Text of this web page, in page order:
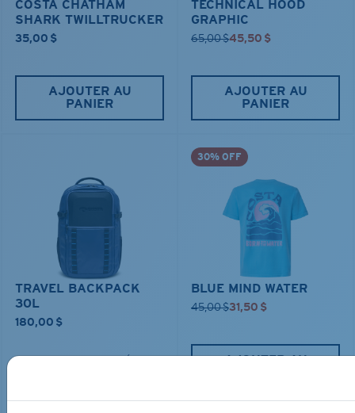
COSTA CHATHAM
SHARK TWILLTRUCKER
35,00 $
AJOUTER AU
PANIER
TECHNICAL HOOD
GRAPHIC
65,00 $45,50 $
AJOUTER AU
PANIER
TRAVEL BACKPACK
30L
180,00 $
LES PLUS RECHERCHÉES
PANIER
30% OFF
BLUE MIND WATER
45,00 $31,50 $
AJOUTER AU